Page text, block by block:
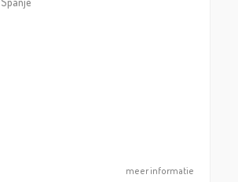
meer informatie